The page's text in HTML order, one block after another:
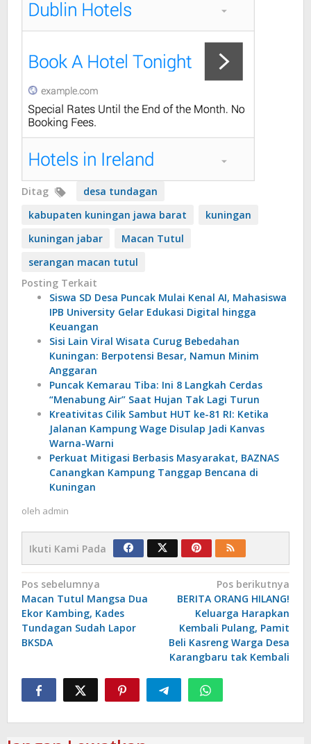
Ditag
desa tundagan
kabupaten kuningan jawa barat
kuningan
kuningan jabar
Macan Tutul
serangan macan tutul
Posting Terkait
Siswa SD Desa Puncak Mulai Kenal AI, Mahasiswa
IPB University Gelar Edukasi Digital hingga
Keuangan
Sisi Lain Viral Wisata Curug Bebedahan
Kuningan: Berpotensi Besar, Namun Minim
Anggaran
Puncak Kemarau Tiba: Ini 8 Langkah Cerdas
“Menabung Air” Saat Hujan Tak Lagi Turun
Kreativitas Cilik Sambut HUT ke-81 RI: Ketika
Jalanan Kampung Wage Disulap Jadi Kanvas
Warna-Warni
Perkuat Mitigasi Berbasis Masyarakat, BAZNAS
Canangkan Kampung Tanggap Bencana di
Kuningan
oleh admin
Ikuti Kami Pada
Navigasi
pos
Pos sebelumnya
Macan Tutul Mangsa Dua
Ekor Kambing, Kades
Tundagan Sudah Lapor
BKSDA
Pos berikutnya
‎BERITA ORANG HILANG!
Keluarga Harapkan
Kembali Pulang, Pamit
Beli Kasreng Warga Desa
Karangbaru tak Kembali